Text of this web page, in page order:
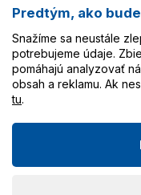
Najobľúbenejšie
Služby
Všetko o nákupe
© 2023-2026
Predtým, ako
Snažíme sa neustále
potrebujeme údaje.
pomáhajú analyzovať
obsah a reklamu. Ak
tu.